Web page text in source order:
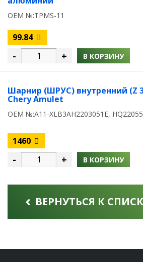
OEM №:TPMS-11
99.84
- + В КОРЗИНУ
Шарнир (ШРУС) внутренний (Z
Chery Amulet
OEM №:A11-XLB3AH2203051E, HQ22055
1460
- + В КОРЗИНУ
ВЕРНУТЬСЯ К